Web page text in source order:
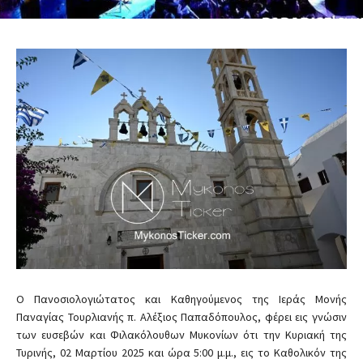
Ο Πανοσιολογιώτατος και Καθηγούμενος της Ιεράς Μονής
Παναγίας Τουρλιανής π. Αλέξιος Παπαδόπουλος, φέρει εις γνώσιν
των ευσεβών και Φιλακόλουθων Μυκονίων ότι την Κυριακή της
Τυρινής, 02 Μαρτίου 2025 και ώρα 5:00 μ.μ., εις το Καθολικόν της